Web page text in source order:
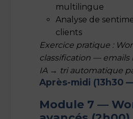
multilingue
Analyse de
clients
Exercice pratique :
classification — emails
IA → tri automatique
Après-midi (13h30
Module 7 —